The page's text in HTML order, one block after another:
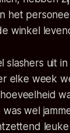
het
winkel
slashers uit
elke week
wel